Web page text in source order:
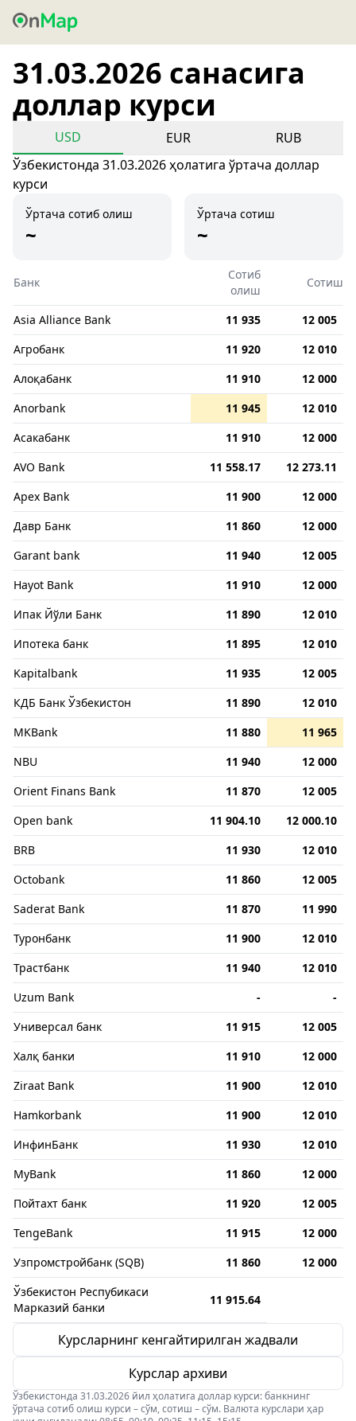
31.03.2026 санасига
доллар курси
USD EUR
RUB
Ўзбекистонда 31.03.2026 ҳолатига ўртача доллар
курси
Ўртача сотиб олиш
~
Ўртача сотиш
~
Банк
Сотиб
олиш
Сотиш
Asia Alliance Bank 11 935
12 005
Агробанк
11 920
12 010
Алоқабанк
11 910
12 000
Anorbank
11 945
12 010
Асакабанк
11 910
12 000
AVO Bank
11 558.17
12 273.11
Apex Bank
11 900
12 000
Давр Банк
11 860
12 000
Garant bank
11 940
12 005
Hayot Bank
11 910
12 000
Ипак Йўли Банк
11 890
12 010
Ипотека банк
11 895
12 010
Kapitalbank
11 935
12 005
КДБ Банк Ўзбекистон
11 890
12 010
MKBank
11 880
11 965
NBU
11 940
12 000
Orient Finans Bank
11 870
12 005
Open bank
11 904.10
12 000.10
BRB
11 930
12 010
Octobank
11 860
12 005
Saderat Bank
11 870
11 990
Туронбанк
11 900
12 010
Трастбанк
11 940
12 010
Uzum Bank
-
-
Универсал банк
11 915
12 005
Халқ банки
11 910
12 000
Ziraat Bank
11 900
12 010
Hamkorbank
11 900
12 010
ИнфинБанк
11 930
12 010
MyBank
11 860
12 000
Пойтахт банк
11 920
12 005
TengeBank
11 915
12 000
Узпромстройбанк (SQB)
11 860
12 000
Ўзбекистон Респубикаси
Марказий банки
11 915.64
Курсларнинг кенгайтирилган жадвали
Курслар архиви
Ўзбекистонда 31.03.2026 йил ҳолатига доллар курси: банкнинг
ўртача сотиб олиш курси – сўм, сотиш – сўм. Валюта курслари ҳар